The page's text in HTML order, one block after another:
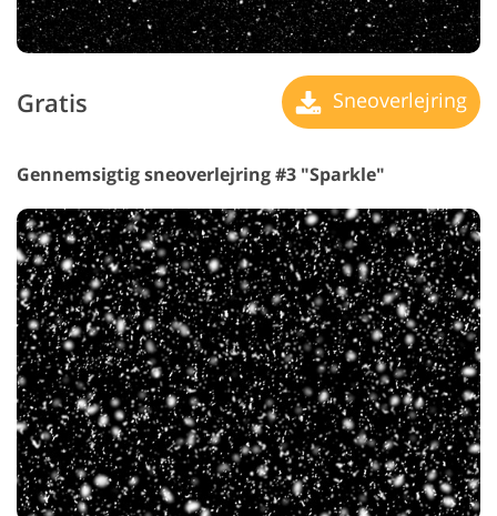
Gratis Sneoverlejring
Gennemsigtig sneoverlejring #3 "Sparkle"